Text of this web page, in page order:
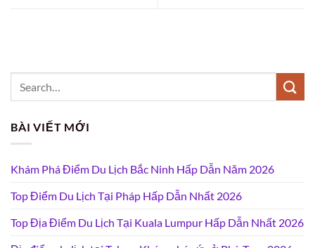
BÀI VIẾT MỚI
Khám Phá Điểm Du Lịch Bắc Ninh Hấp Dẫn Năm 2026
Top Điểm Du Lịch Tại Pháp Hấp Dẫn Nhất 2026
Top Địa Điểm Du Lịch Tại Kuala Lumpur Hấp Dẫn Nhất 2026